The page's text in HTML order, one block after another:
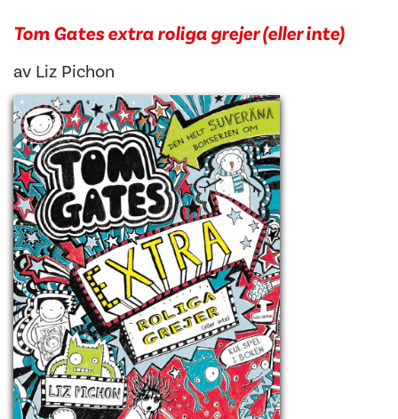
Tom Gates extra roliga grejer (eller inte)
av Liz Pichon